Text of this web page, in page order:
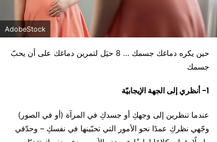
AdobeStock
حين يكره دماغك جسمك … 8 حيَل لتمرين دماغك على أن يحبّ
جسمك
1- أنظري إلى الجهة الإيجابيّة
عندما تنظرين إلى وجهكِ أو جسدكِ في المرآة (أو في الصور)
وجّهي نظركِ عمدًا نحو الأمور التي تحبّينها في نفسكِ – وحدّقي